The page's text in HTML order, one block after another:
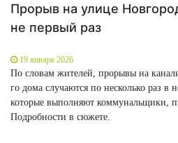
Прорыв на улице
не первый раз
19 января 2026
По словам жителей, прорывы на
го дома случаются по несколько раз в
которые выполняют коммунальщики,
Подробности в сюжете.